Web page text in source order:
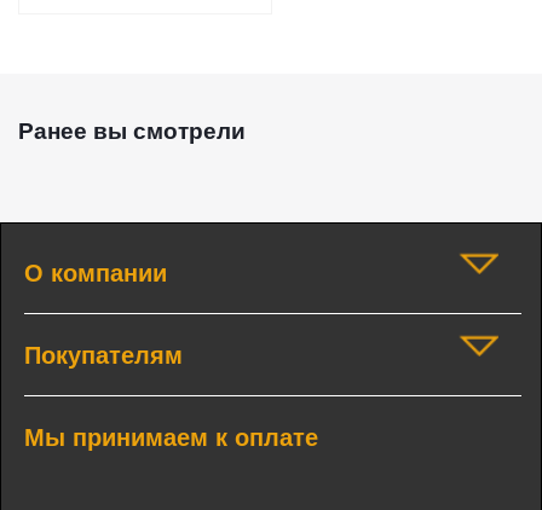
Ранее вы смотрели
О компании
Покупателям
Мы принимаем к оплате